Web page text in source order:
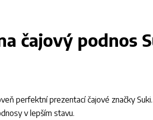
čajový podnos
perfektní prezentací čajové značky
v lepším stavu.